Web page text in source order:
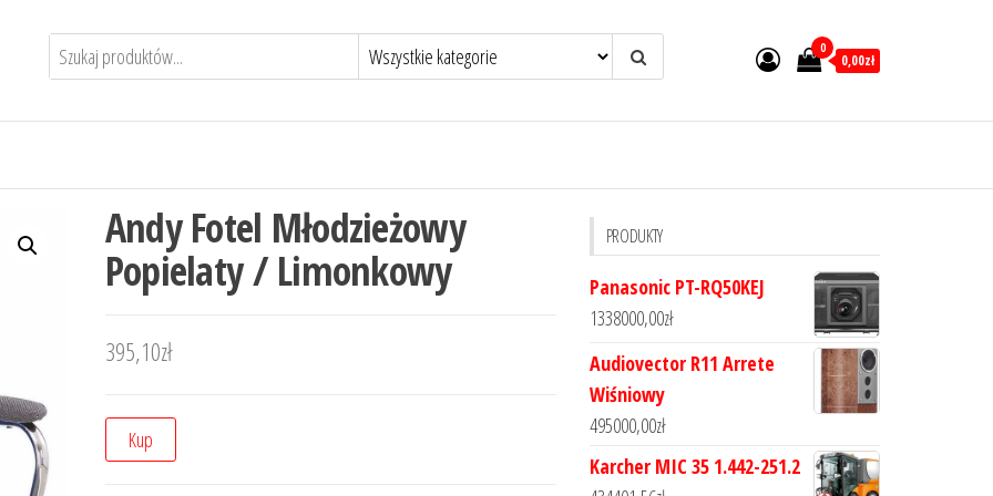
0
0,00zł
Andy Fotel Młodzieżowy
Popielaty / Limonkowy
395,10zł
Kup
PRODUKTY
Panasonic PT-RQ50KEJ
1338000,00zł
Audiovector R11 Arrete
Wiśniowy
495000,00zł
Karcher MIC 35 1.442-251.2